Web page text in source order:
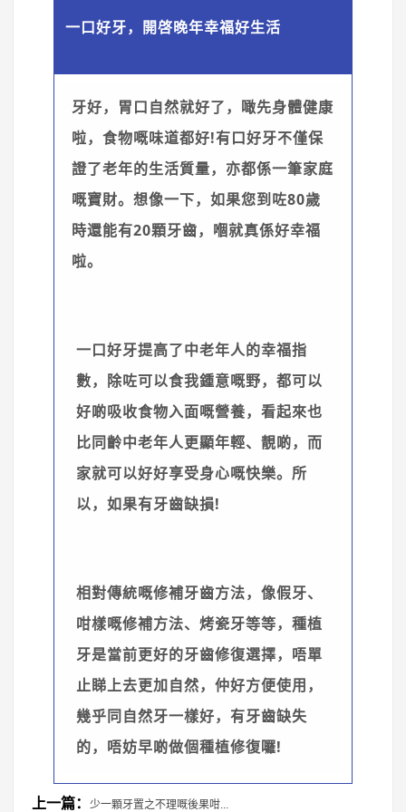
一口好牙，開啓晚年幸福好生活
牙好，胃口自然就好了，噉先身體健康
啦，食物嘅味道都好!有口好牙不僅保
證了老年的生活質量，亦都係一筆家庭
嘅寶財。想像一下，如果您到咗80歲
時還能有20顆牙齒，嗰就真係好幸福
啦。
一口好牙提高了中老年人的幸福指
數，除咗可以食我鍾意嘅野，都可以
好啲吸收食物入面嘅營養，看起來也
比同齡中老年人更顯年輕、靚啲，而
家就可以好好享受身心嘅快樂。所
以，如果有牙齒缺損!
相對傳統嘅修補牙齒方法，像假牙、
咁樣嘅修補方法、烤瓷牙等等，種植
牙是當前更好的牙齒修復選擇，唔單
止睇上去更加自然，仲好方便使用，
幾乎同自然牙一樣好，有牙齒缺失
的，唔妨早啲做個種植修復囉!
上一篇： 少一顆牙置之不理嘅後果咁...